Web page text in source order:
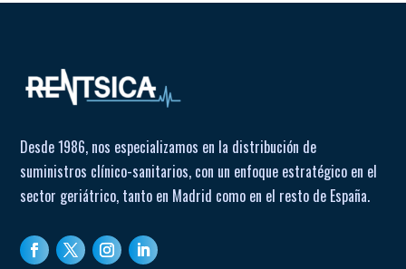
Desde 1986, nos especializamos en la distribución de
suministros clínico-sanitarios, con un enfoque estratégico en el
sector geriátrico, tanto en Madrid como en el resto de España.